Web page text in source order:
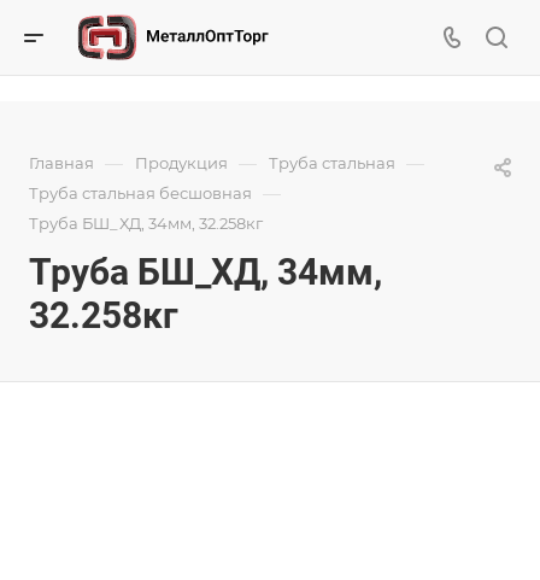
Главная — Продукция — Труба стальная —
Труба стальная бесшовная —
Труба БШ_ХД, 34мм, 32.258кг
Труба БШ_ХД, 34мм,
32.258кг